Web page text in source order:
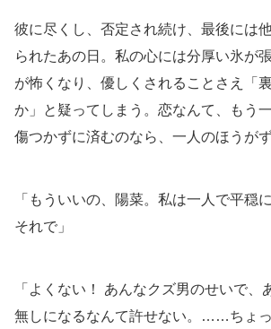
彼に尽くし、否定され続け、最後には
られたあの日。私の心には分厚い氷が
が怖くなり、優しくされることさえ「
か」と疑ってしまう。恋なんて、もう
傷つかずに済むのなら、一人のほうが
「もういいの、陽菜。私は一人で平穏
それで」
「よくない！ あんなクズ男のせいで、
無しになるなんて許せない。……ちょっ